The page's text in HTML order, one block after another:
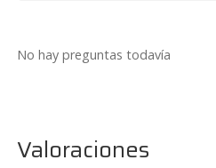
No hay preguntas todavía
Valoraciones